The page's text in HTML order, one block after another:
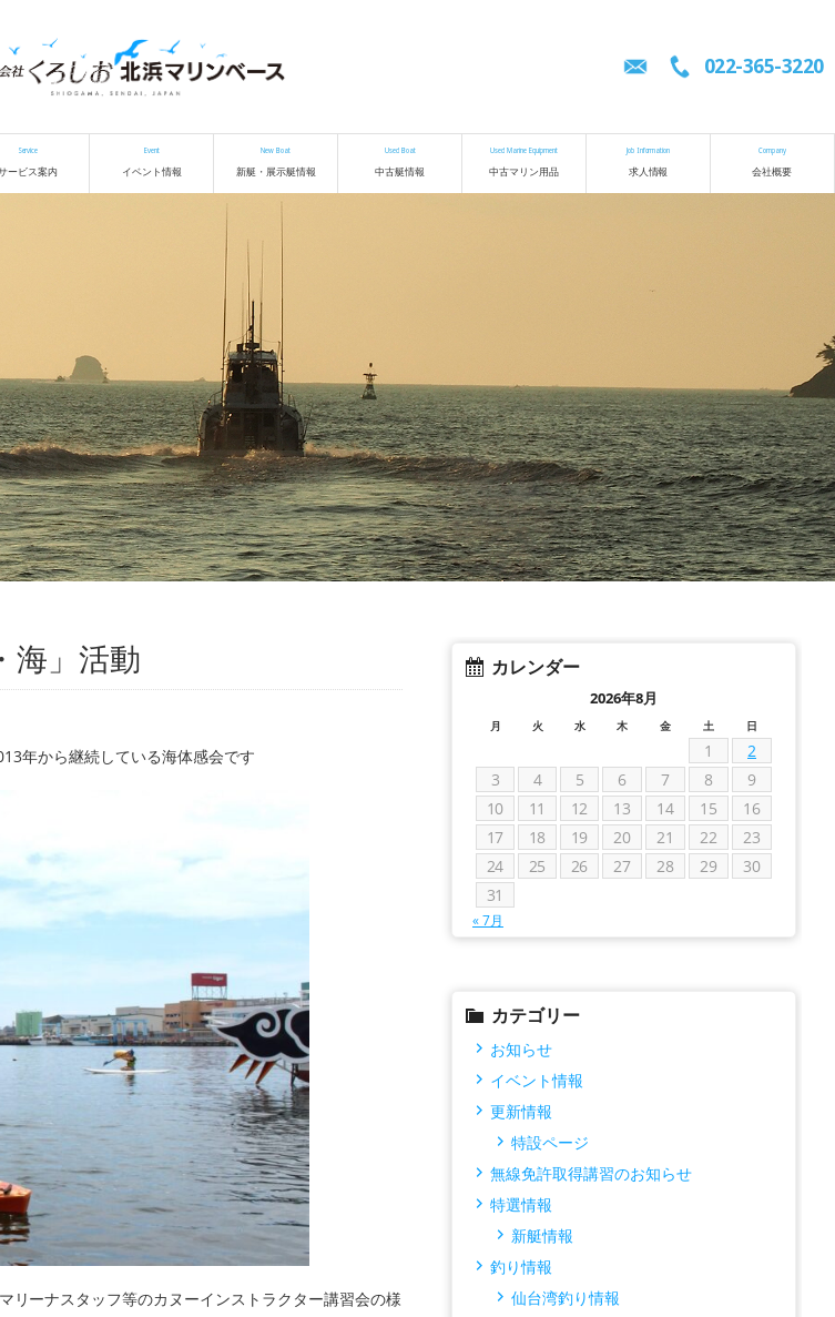
022-365-3220
Service
ービス案内
Event
イベント情報
New Boat
新艇・展示艇情報
Used Boat
中古艇情報
Used Marine Equipment
中古マリン用品
Job Information
求人情報
Company
会社概要
海」活動
年から継続している海体感会です
リーナスタッフ等のカヌーインストラクター講習会の様
カレンダー
2026年8月
月 火 水 木 金 土 日
1
2
3
4 5 6 7 8
9
10
11 12 13 14 15
16
17
18 19 20 21 22
23
24
25 26 27 28 29
30
31
« 7月
カテゴリー
お知らせ
イベント情報
更新情報
特設ページ
無線免許取得講習のお知らせ
特選情報
新艇情報
釣り情報
仙台湾釣り情報